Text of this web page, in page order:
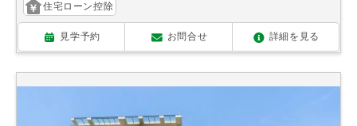
住宅ローン控除
見学予約 お問合せ 詳細を見る